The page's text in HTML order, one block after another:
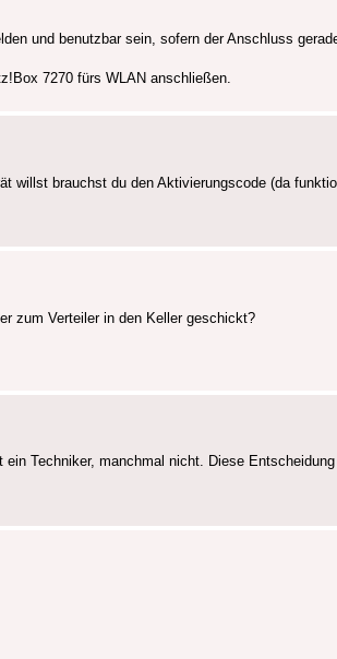
und benutzbar sein, sofern der Anschluss
7270 fürs WLAN anschließen.
willst brauchst du den Aktivierungscode (da
zum Verteiler in den Keller geschickt?
Techniker, manchmal nicht. Diese